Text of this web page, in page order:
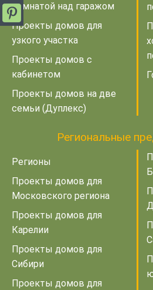
комнатой над гаражом
Проекты домов для
узкого участка
Проекты домов с
кабинетом
Проекты домов на две
семьи (Дуплекс)
Региональные
Регионы
Проекты домов для
Московского региона
Проекты домов для
Карелии
Проекты домов для
Сибири
Проекты домов для